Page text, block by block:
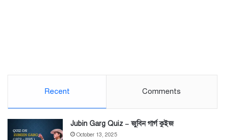
Recent Comments
Jubin Garg Quiz – জুবিন গার্গ কুইজ
October 13, 2025